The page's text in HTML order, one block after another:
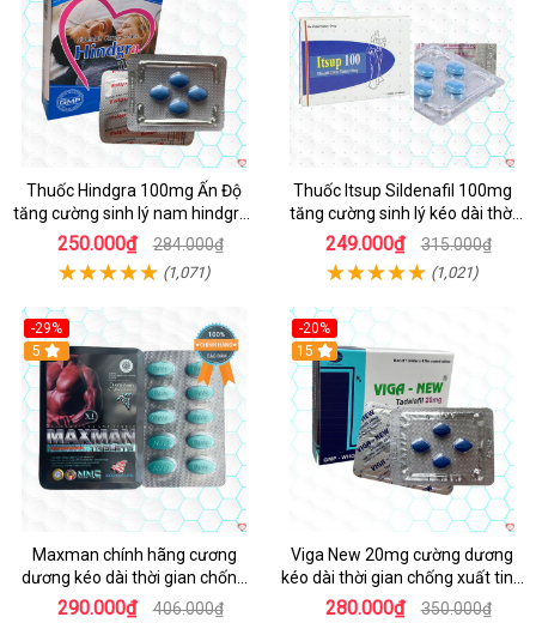
Thuốc Hindgra 100mg Ấn Độ
tăng cường sinh lý nam hindgra-
100 chống xts cương dương
250.000₫ 284.000₫
(1,071)
Thuốc Itsup Sildenafil 100mg
tăng cường sinh lý kéo dài thời
gian cho nam
249.000₫ 315.000₫
(1,021)
-29%
Hot
5
Maxman chính hãng cương
dương kéo dài thời gian chống
xuất tinh sớm hộp 10 viên
290.000₫ 406.000₫
-20%
15
Viga New 20mg cường dương
kéo dài thời gian chống xuất tinh
hộp 4 viên
280.000₫ 350.000₫